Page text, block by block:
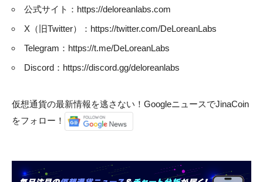
公式サイト： https://deloreanlabs.com
X（旧Twitter）： https://twitter.com/DeLoreanLabs
Telegram： https://t.me/DeLoreanLabs
Discord： https://discord.gg/deloreanlabs
仮想通貨の最新情報を逃さない！GoogleニュースでJinaCoin
をフォロー！